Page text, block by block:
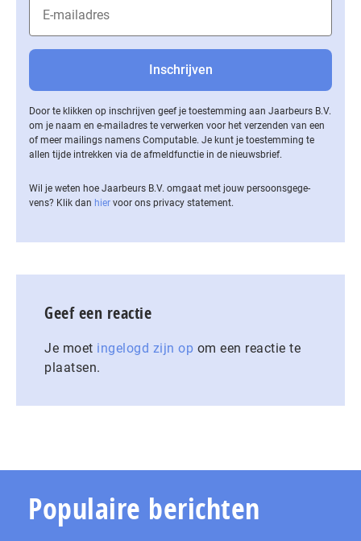
Door te klikken op inschrijven geef je toestemming aan Jaarbeurs B.V.
om je naam en e-mailadres te verwerken voor het verzenden van een
of meer mailings namens Computable. Je kunt je toestemming te
allen tijde intrekken via de af­meld­func­tie in de nieuwsbrief.
Wil je weten hoe Jaarbeurs B.V. omgaat met jouw per­soons­ge­ge­
vens? Klik dan hier voor ons privacy statement.
Geef een reactie
Je moet ingelogd zijn op om een reactie te
plaatsen.
Populaire berichten